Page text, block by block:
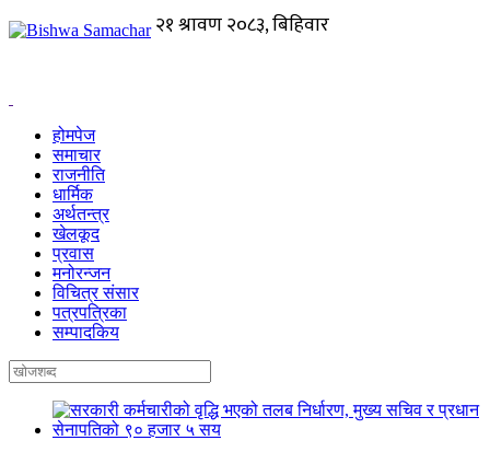
होमपेज
समाचार
राजनीति
धार्मिक
अर्थतन्त्र
खेलकूद
प्रवास
मनोरन्जन
विचित्र संसार
पत्रपत्रिका
सम्पादकिय